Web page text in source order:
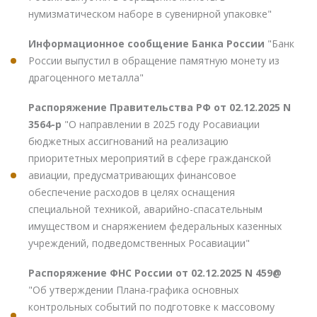
нумизматическом наборе в сувенирной упаковке"
Информационное сообщение Банка России "Банк
России выпустил в обращение памятную монету из
драгоценного металла"
Распоряжение Правительства РФ от 02.12.2025 N
3564-р "О направлении в 2025 году Росавиации
бюджетных ассигнований на реализацию
приоритетных мероприятий в сфере гражданской
авиации, предусматривающих финансовое
обеспечение расходов в целях оснащения
специальной техникой, аварийно-спасательным
имуществом и снаряжением федеральных казенных
учреждений, подведомственных Росавиации"
Распоряжение ФНС России от 02.12.2025 N 459@
"Об утверждении Плана-графика основных
контрольных событий по подготовке к массовому